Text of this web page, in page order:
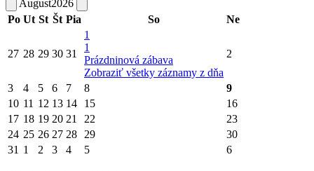
August2026
Po Ut St Št Pia So Ne
27 28 29 30 31
1
1
Prázdninová zábava
Zobraziť všetky záznamy z dňa
2
3 4 5 6 7 8
9
10 11 12 13 14 15
16
17 18 19 20 21 22
23
24 25 26 27 28 29
30
31 1 2 3 4 5 6